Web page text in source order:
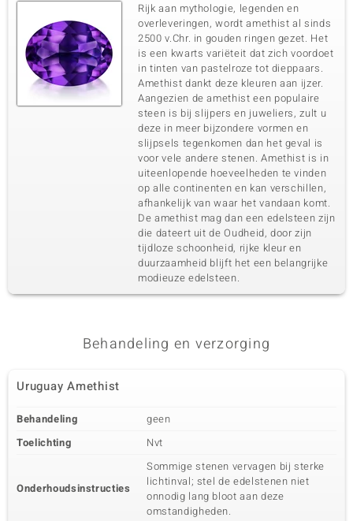
Rijk aan mythologie, legenden en
overleveringen, wordt amethist al sinds
2500 v.Chr. in gouden ringen gezet. Het
is een kwarts variëteit dat zich voordoet
in tinten van pastelroze tot dieppaars.
Amethist dankt deze kleuren aan ijzer.
Aangezien de amethist een populaire
steen is bij slijpers en juweliers, zult u
deze in meer bijzondere vormen en
slijpsels tegenkomen dan het geval is
voor vele andere stenen. Amethist is in
uiteenlopende hoeveelheden te vinden
op alle continenten en kan verschillen,
afhankelijk van waar het vandaan komt.
De amethist mag dan een edelsteen zijn
die dateert uit de Oudheid, door zijn
tijdloze schoonheid, rijke kleur en
duurzaamheid blijft het een belangrijke
modieuze edelsteen.
Behandeling en verzorging
Uruguay Amethist
Behandeling
geen
Toelichting
Nvt
Onderhoudsinstructies
Sommige stenen vervagen bij sterke
lichtinval; stel de edelstenen niet
onnodig lang bloot aan deze
omstandigheden.